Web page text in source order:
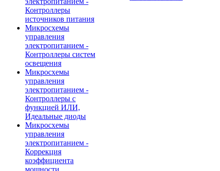
Контроллеры
источников питания
Микросхемы
управления
электропитанием -
Контроллеры систем
освещения
Микросхемы
управления
электропитанием -
Контроллеры с
функцией ИЛИ,
Идеальные диоды
Микросхемы
управления
электропитанием -
Коррекция
коэффициента
мощности